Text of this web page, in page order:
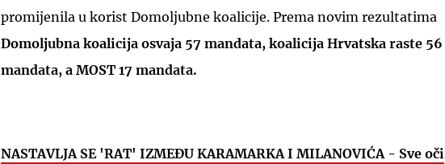
promijenila u korist Domoljubne koalicije. Prema novim rezultatima
Domoljubna koalicija osvaja 57 mandata, koalicija Hrvatska raste 56
mandata, a MOST 17 mandata.
NASTAVLJA SE 'RAT' IZMEĐU KARAMARKA I MILANOVIĆA - Sve oči